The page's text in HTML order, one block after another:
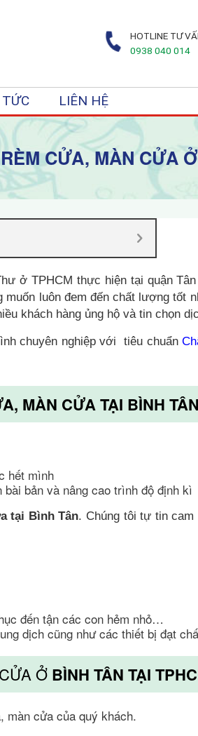
HOTLINE TƯ
0938 040 014
LIÊN HỆ
CỬA, MÀN CỬA
ở TPHCM thực hiện tại quận
luôn đem đến chất lượng tốt
khách hàng ủng hộ và tin chọn
chuyên nghiệp với tiêu chuẩn
MÀN CỬA TẠI BÌNH TÂN
hết mình
bản và nâng cao trình độ định kì
tại Bình Tân. Chúng tôi tự tin
đến tận các con hẻm nhỏ…
dịch cũng như các thiết bị đạt
Ở BÌNH TÂN TẠI
màn cửa của quý khách.